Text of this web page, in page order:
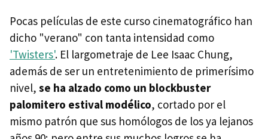
Pocas películas de este curso cinematográfico han
dicho "verano" con tanta intensidad como
'Twisters'. El largometraje de Lee Isaac Chung,
además de ser un entretenimiento de primerísimo
nivel, se ha alzado como un blockbuster
palomitero estival modélico, cortado por el
mismo patrón que sus homólogos de los ya lejanos